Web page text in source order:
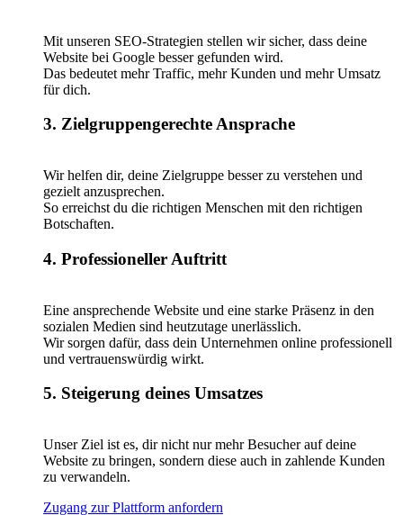
Mit unseren SEO-Strategien stellen wir sicher, dass deine
Website bei Google besser gefunden wird.
Das bedeutet mehr Traffic, mehr Kunden und mehr Umsatz
für dich.
3. Zielgruppengerechte Ansprache
Wir helfen dir, deine Zielgruppe besser zu verstehen und
gezielt anzusprechen.
So erreichst du die richtigen Menschen mit den richtigen
Botschaften.
4. Professioneller Auftritt
Eine ansprechende Website und eine starke Präsenz in den
sozialen Medien sind heutzutage unerlässlich.
Wir sorgen dafür, dass dein Unternehmen online professionell
und vertrauenswürdig wirkt.
5. Steigerung deines Umsatzes
Unser Ziel ist es, dir nicht nur mehr Besucher auf deine
Website zu bringen, sondern diese auch in zahlende Kunden
zu verwandeln.
Zugang zur Plattform anfordern